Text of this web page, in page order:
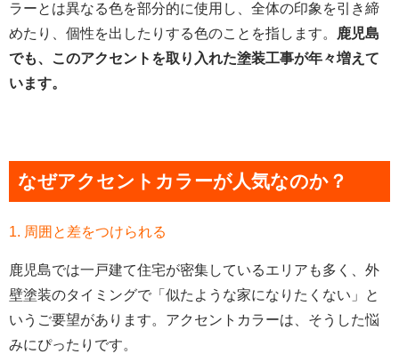
ラーとは異なる色を部分的に使用し、全体の印象を引き締
めたり、個性を出したりする色のことを指します。
鹿児島
でも、このアクセントを取り入れた塗装工事が年々増えて
います。
なぜアクセントカラーが人気なのか？
1. 周囲と差をつけられる
鹿児島では一戸建て住宅が密集しているエリアも多く、外
壁塗装のタイミングで「似たような家になりたくない」と
いうご要望があります。アクセントカラーは、そうした悩
みにぴったりです。